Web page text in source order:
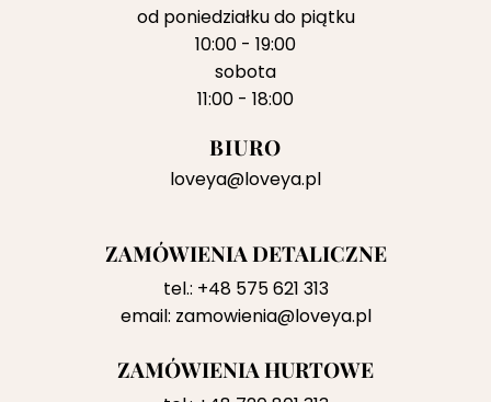
od poniedziałku do piątku
10:00 - 19:00
sobota
11:00 - 18:00
BIURO
loveya@loveya.pl
ZAMÓWIENIA DETALICZNE
tel.: +48 575 621 313
email: zamowienia@loveya.pl
ZAMÓWIENIA HURTOWE